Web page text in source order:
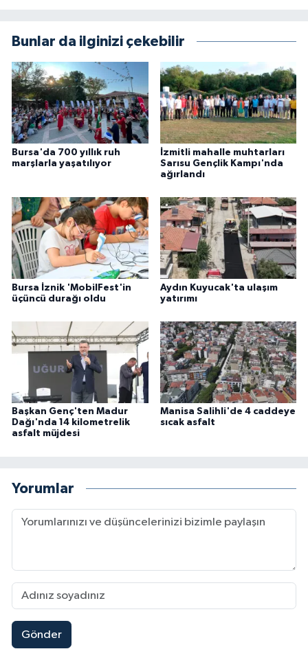
Bunlar da ilginizi çekebilir
Bursa'da 700 yıllık ruh
marşlarla yaşatılıyor
İzmitli mahalle muhtarları
Sarısu Gençlik Kampı'nda
ağırlandı
Bursa İznik 'MobilFest'in
üçüncü durağı oldu
Aydın Kuyucak'ta ulaşım
yatırımı
Başkan Genç'ten Madur
Dağı'nda 14 kilometrelik
asfalt müjdesi
Manisa Salihli'de 4 caddeye
sıcak asfalt
Yorumlar
Gönder